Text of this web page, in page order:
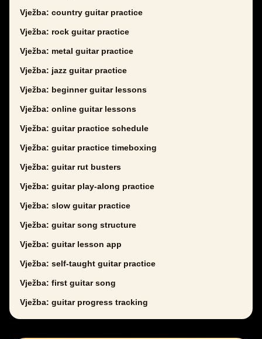
Vježba: country guitar practice
Vježba: rock guitar practice
Vježba: metal guitar practice
Vježba: jazz guitar practice
Vježba: beginner guitar lessons
Vježba: online guitar lessons
Vježba: guitar practice schedule
Vježba: guitar practice timeboxing
Vježba: guitar rut busters
Vježba: guitar play-along practice
Vježba: slow guitar practice
Vježba: guitar song structure
Vježba: guitar lesson app
Vježba: self-taught guitar practice
Vježba: first guitar song
Vježba: guitar progress tracking